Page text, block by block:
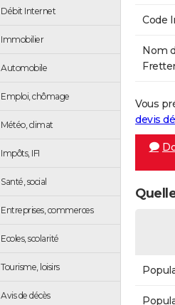
Débit Internet
Immobilier
Automobile
Emploi, chômage
Météo, climat
Impôts, IFI
Santé, social
Entreprises, commerces
Ecoles, scolarité
Tourisme, loisirs
Avis de décès
Code
Nom
Vous
devis